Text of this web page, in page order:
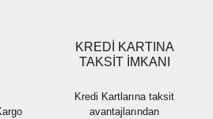
KREDİ KARTINA
TAKSİT İMKANI
Kredi Kartlarına taksit
avantajlarından